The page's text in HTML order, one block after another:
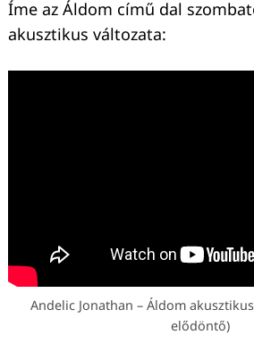
Íme az Áldom című dal
akusztikus változata:
Andelic Jonathan – Áldom
elődöntő)